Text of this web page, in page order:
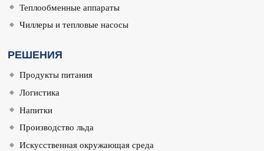
Теплообменные аппараты
Чиллеры и тепловые насосы
РЕШЕНИЯ
Продукты питания
Логистика
Напитки
Производство льда
Искусственная окружающая среда